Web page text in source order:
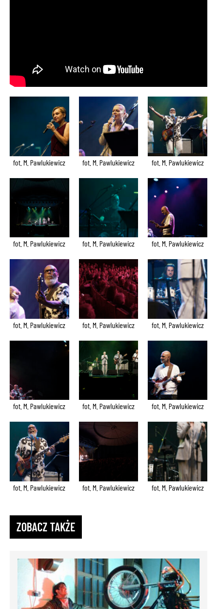
fot. M. Pawlukiewicz fot. M. Pawlukiewicz fot. M. Pawlukiewicz
fot. M. Pawlukiewicz fot. M. Pawlukiewicz fot. M. Pawlukiewicz
fot. M. Pawlukiewicz fot. M. Pawlukiewicz fot. M. Pawlukiewicz
fot. M. Pawlukiewicz fot. M. Pawlukiewicz fot. M. Pawlukiewicz
fot. M. Pawlukiewicz fot. M. Pawlukiewicz fot. M. Pawlukiewicz
ZOBACZ TAKŻE